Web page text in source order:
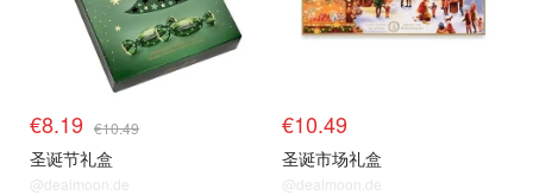
€8.19 €10.49
圣诞节礼盒
@dealmoon.de
€10.49
圣诞市场礼盒
@dealmoon.de